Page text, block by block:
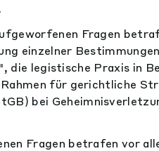
Fragen
einzelner
legistische Praxis in
für gerichtliche
bei
Fragen betrafen vor